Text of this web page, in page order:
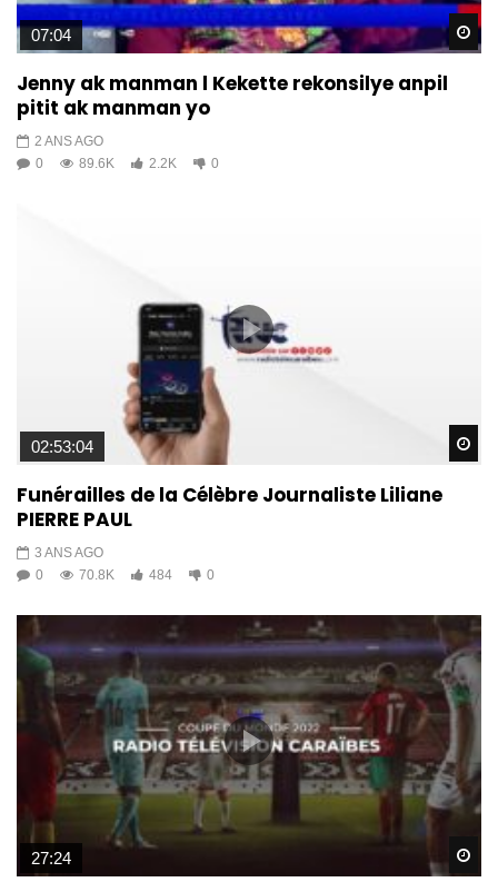
07:04
Jenny ak manman l Kekette rekonsilye anpil
pitit ak manman yo
2 ANS AGO
0
89.6K 2.2K 0
02:53:04
Funérailles de la Célèbre Journaliste Liliane
PIERRE PAUL
3 ANS AGO
0
70.8K 484 0
27:24